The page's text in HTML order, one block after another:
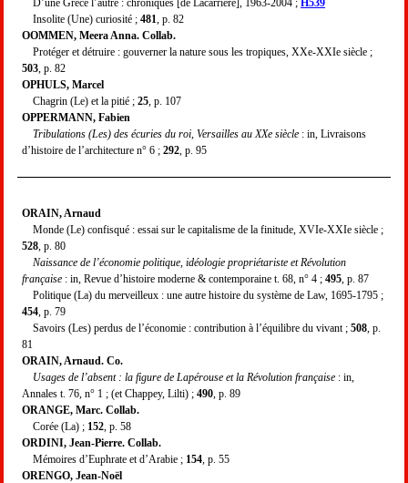
Insolite (Une) curiosité ; 481 , p. 82
OOMMEN, Meera Anna. Collab.
Protéger et détruire : gouverner la nature sous les tropiques, XXe-XXIe siècle ;
503 , p. 82
OPHULS, Marcel
Chagrin (Le) et la pitié ; 25 , p. 107
OPPERMANN, Fabien
Tribulations (Les) des écuries du roi, Versailles au XXe siècle : in, Livraisons
d’histoire de l’architecture n° 6 ; 292 , p. 95
ORAIN, Arnaud
Monde (Le) confisqué : essai sur le capitalisme de la finitude, XVIe-XXIe siècle ;
528 , p. 80
Naissance de l’économie politique, idéologie propriétariste et Révolution
française : in, Revue d’histoire moderne & contemporaine t. 68, n° 4 ; 495 , p. 87
Politique (La) du merveilleux : une autre histoire du système de Law, 1695-1795 ;
454 , p. 79
Savoirs (Les) perdus de l’économie : contribution à l’équilibre du vivant ; 508 , p.
81
ORAIN, Arnaud. Co.
Usages de l’absent : la figure de Lapérouse et la Révolution française : in,
Annales t. 76, n° 1 ; (et Chappey, Lilti) ; 490 , p. 89
ORANGE, Marc. Collab.
Corée (La) ; 152 , p. 58
ORDINI, Jean-Pierre. Collab.
Mémoires d’Euphrate et d’Arabie ; 154 , p. 55
ORENGO, Jean-Noël